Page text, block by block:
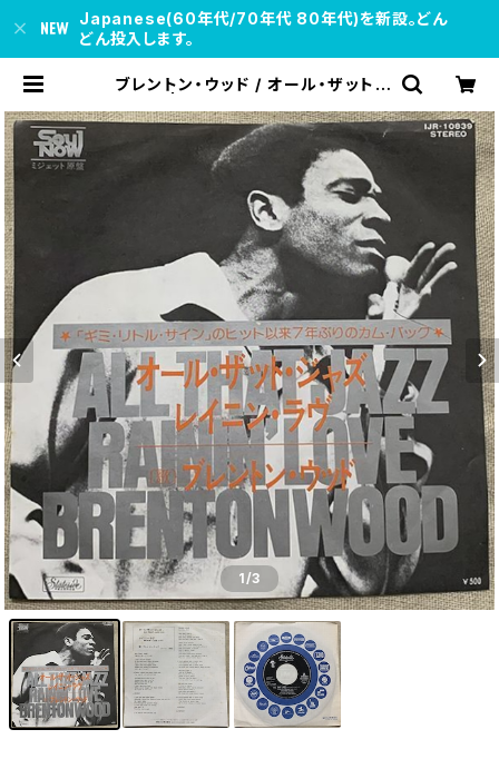
Japanese(60年代/70年代 80年代)を新設。どん
どん投入します。
ブレントン・ウッド / オール・ザット・
1/3